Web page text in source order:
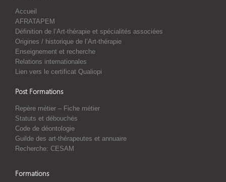
Accueil
AFRATAPEM
Définition de l’Art-thérapie et spécialités associées
Origines / historique de l’Art-thérapie
Enseignement et recherche
Relations internationales
Lien vers le certificat Qualiopi
Post Formations
Repère métier – Fiche métier
Statuts et débouchés
Code de déontologie
Guilde des art-thérapeutes et annuaire
Recherche: CESAM
Formations